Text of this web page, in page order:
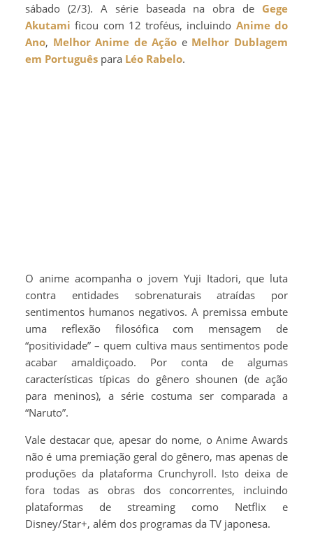
sábado (2/3). A série baseada na obra de Gege
Akutami ficou com 12 troféus, incluindo Anime do
Ano, Melhor Anime de Ação e Melhor Dublagem
em Português para Léo Rabelo.
O anime acompanha o jovem Yuji Itadori, que luta
contra entidades sobrenaturais atraídas por
sentimentos humanos negativos. A premissa embute
uma reflexão filosófica com mensagem de
“positividade” – quem cultiva maus sentimentos pode
acabar amaldiçoado. Por conta de algumas
características típicas do gênero shounen (de ação
para meninos), a série costuma ser comparada a
“Naruto”.
Vale destacar que, apesar do nome, o Anime Awards
não é uma premiação geral do gênero, mas apenas de
produções da plataforma Crunchyroll. Isto deixa de
fora todas as obras dos concorrentes, incluindo
plataformas de streaming como Netflix e
Disney/Star+, além dos programas da TV japonesa.